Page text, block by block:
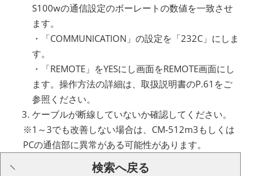
S100wの通信設定のボーレートの数値を一致させ
ます。
・「COMMUNICATION」の設定を「232C」にしま
す。
・「REMOTE」をYESにし画面をREMOTE画面にし
ます。操作方法の詳細は、取扱説明書のP.61をご
参照ください。
ケーブルが断線していないか確認してください。
※1～3でも改善しない場合は、CM-512m3もしくは
PCの通信部に異常がある可能性があります。
検索へ戻る